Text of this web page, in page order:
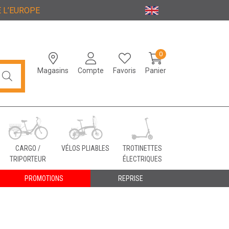
Magasins Compte Favoris Panier
0
CARGO /
TRIPORTEUR
VÉLOS PLIABLES
TROTINETTES
ÉLECTRIQUES
PROMOTIONS REPRISE